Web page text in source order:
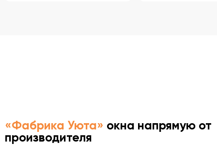
«Фабрика Уюта» окна напрямую от
производителя